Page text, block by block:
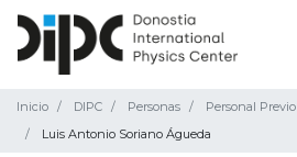
Inicio DIPC Personas
Personal Previo
Luis Antonio Soriano Águeda